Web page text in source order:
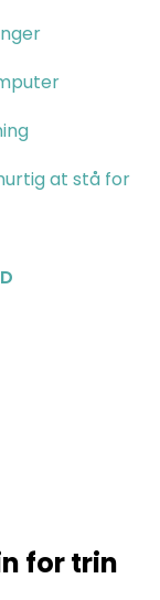
at stå for
for trin